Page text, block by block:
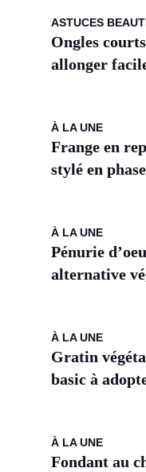
ASTUCES
Ongles
allonger
À LA UNE
Frange en
stylé en
À LA UNE
Pénurie
alternative
À LA UNE
Gratin
basic à
À LA UNE
Fondant au